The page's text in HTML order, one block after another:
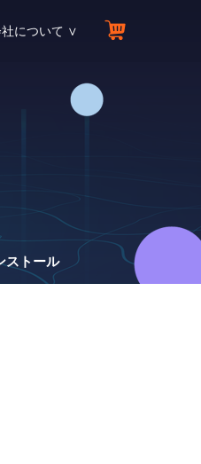
する
リ
ー、動画など
について ∨
う!
もう！
ストール